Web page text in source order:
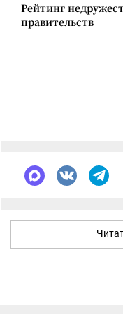
Рейтинг
правительств